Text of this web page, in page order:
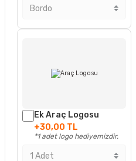
Ek Araç Logosu
+30,00 TL
*1 adet logo hediyemizdir.